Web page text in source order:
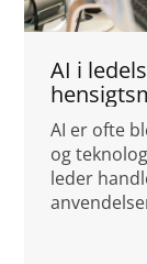
AI i
AI er ofte
og
leder